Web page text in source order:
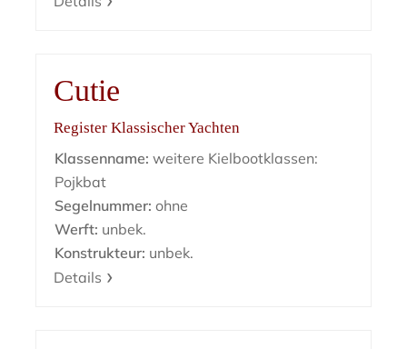
Cutie
Register Klassischer Yachten
Klassenname: weitere Kielbootklassen:
Pojkbat
Segelnummer: ohne
Werft: unbek.
Konstrukteur: unbek.
Details